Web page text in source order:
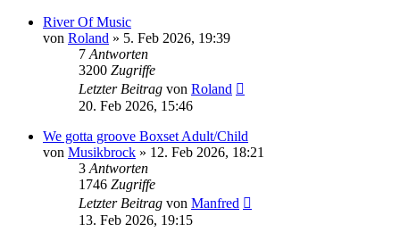
River Of Music
von Roland » 5. Feb 2026, 19:39
7 Antworten
3200 Zugriffe
Letzter Beitrag von Roland
20. Feb 2026, 15:46
We gotta groove Boxset Adult/Child
von Musikbrock » 12. Feb 2026, 18:21
3 Antworten
1746 Zugriffe
Letzter Beitrag von Manfred
13. Feb 2026, 19:15